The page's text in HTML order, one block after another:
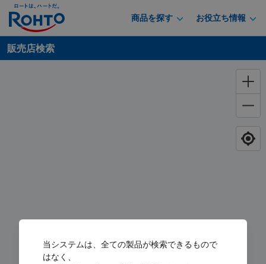
商品を探す お役立ち情報
販売店検索
当システムは、全ての製品が検索できるもので
はなく、